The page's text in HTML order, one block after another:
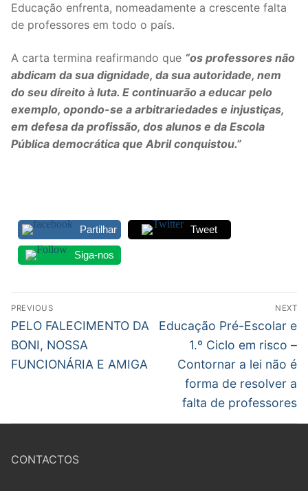
Educação enfrenta, nomeadamente a crescente falta
de professores em todo o país.
A carta termina reafirmando que “os professores não
abdicam da sua dignidade, da sua autoridade, nem
do seu direito à luta. E continuarão a educar pelo
exemplo, opondo-se a arbitrariedades e injustiças,
em defesa da profissão, dos alunos e da Escola
Pública democrática que Abril conquistou.”
Partilhar Tweet
Siga-nos
Navegação
de
artigos
PREVIOUS
Previous
post:
PELO FALECIMENTO DA
BONI, NOSSA
FUNCIONÁRIA E AMIGA
NEXT
Next
Educação Pré-Escolar e
1.º Ciclo em risco –
Contornar a lei não é
forma de resolver a
falta de professores
CONTACTOS